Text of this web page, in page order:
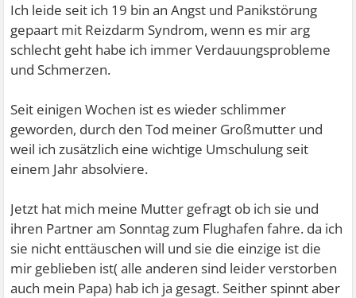
Ich leide seit ich 19 bin an Angst und Panikstörung
gepaart mit Reizdarm Syndrom, wenn es mir arg
schlecht geht habe ich immer Verdauungsprobleme
und Schmerzen.
Seit einigen Wochen ist es wieder schlimmer
geworden, durch den Tod meiner Großmutter und
weil ich zusätzlich eine wichtige Umschulung seit
einem Jahr absolviere.
Jetzt hat mich meine Mutter gefragt ob ich sie und
ihren Partner am Sonntag zum Flughafen fahre. da ich
sie nicht enttäuschen will und sie die einzige ist die
mir geblieben ist( alle anderen sind leider verstorben
auch mein Papa) hab ich ja gesagt. Seither spinnt aber